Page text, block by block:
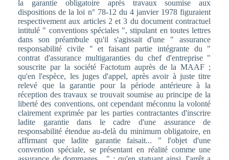
la garantie obligatoire après travaux soumise aux
dispositions de la loi n° 78-12 du 4 janvier 1978 figuraient
respectivement aux articles 2 et 3 du document contractuel
intitulé " conventions spéciales ", stipulant en toutes lettres
dans son préambule qu'il s'agissait d'une " assurance
responsabilité civile " et faisant partie intégrante du "
contrat d'assurance multigaranties du chef d'entreprise "
souscrite par la société Factotum auprès de la MAAF ;
qu'en l'espèce, les juges d'appel, après avoir à juste titre
relevé que la garantie pour la période antérieure à la
réception des travaux se trouvait soumise au principe de la
liberté des conventions, ont cependant méconnu la volonté
clairement exprimée par les parties contractantes d'inscrire
ladite garantie dans le cadre d'une assurance de
responsabilité étendue au-delà du minimum obligatoire, en
affirmant que ladite garantie faisait... " l'objet d'une
convention spéciale, se présentant en réalité comme une